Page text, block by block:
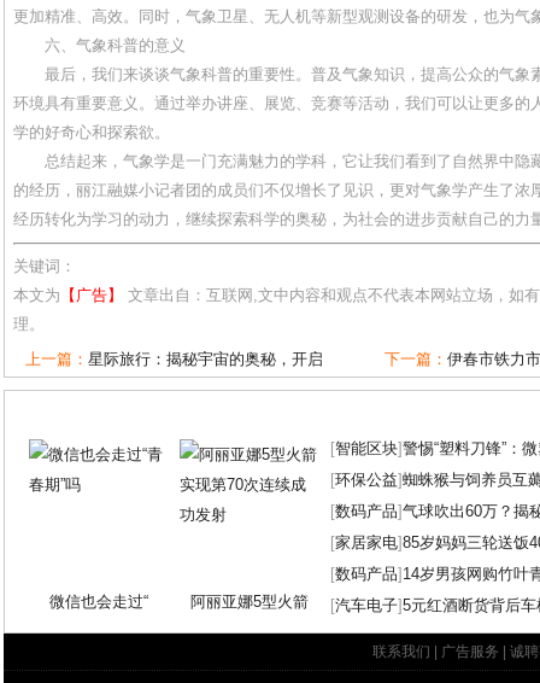
更加精准、高效。同时，气象卫星、无人机等新型观测设备的研发，也为气
六、气象科普的意义
最后，我们来谈谈气象科普的重要性。普及气象知识，提高公众的气象
环境具有重要意义。通过举办讲座、展览、竞赛等活动，我们可以让更多的
学的好奇心和探索欲。
总结起来，气象学是一门充满魅力的学科，它让我们看到了自然界中隐
的经历，丽江融媒小记者团的成员们不仅增长了见识，更对气象学产生了浓
经历转化为学习的动力，继续探索科学的奥秘，为社会的进步贡献自己的力
关键词：
本文为 【广告】
文章出自：互联网,文中内容和观点不代表本网站立场，如
理。
上一篇： 星际旅行：揭秘宇宙的奥秘，开启 下一篇： 伊春市铁力
微信也会走过“ 阿丽亚娜5型火箭
[智能区块]警惕“塑料刀锋”：
[环保公益]蜘蛛猴与饲养员互
[数码产品]气球吹出60万？揭
[家居家电]85岁妈妈三轮送饭
[数码产品] 14岁男孩网购竹叶
[汽车电子]5元红酒断货背后
联系我们 广告服务 诚